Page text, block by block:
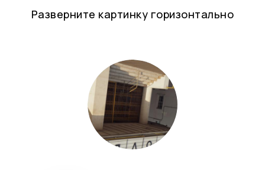
Разверните картинку горизонтально